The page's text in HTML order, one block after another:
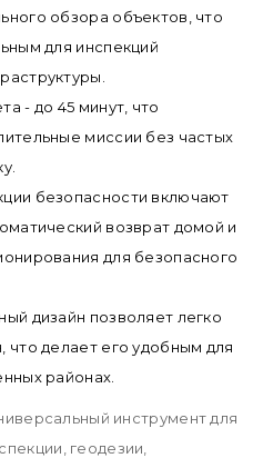
обзора объектов, что
для инспекций
- до 45 минут, что
миссии без частых
безопасности включают
возврат домой и
для безопасного
дизайн позволяет легко
что делает его удобным для
районах.
инструмент для
геодезии,